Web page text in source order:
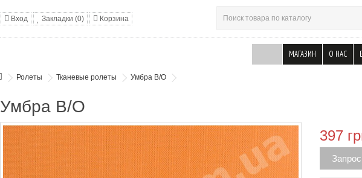
Вход Закладки (0) Корзина
МАГАЗИН О НАС
Ролеты Тканевые ролеты Умбра В/О
Умбра В/О
397